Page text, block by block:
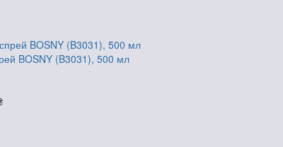
BOSNY (B3031), 500 мл